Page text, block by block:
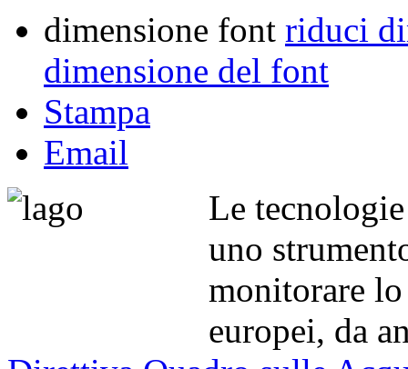
dimensione font riduci
dimensione del font
Stampa
Email
Le
uno
monitorare
europei, da